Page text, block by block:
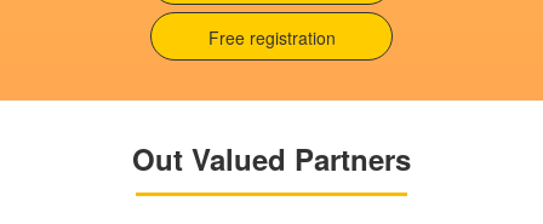
Free registration
Out Valued Partners